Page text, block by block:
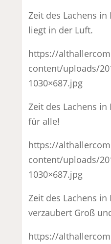
Zeit des Lachens
liegt in der Luft.
https://
content/uploads/
1030×687.jpg
Zeit des Lachens
für alle!
https://
content/uploads/
1030×687.jpg
Zeit des Lachens
verzaubert Groß
https://